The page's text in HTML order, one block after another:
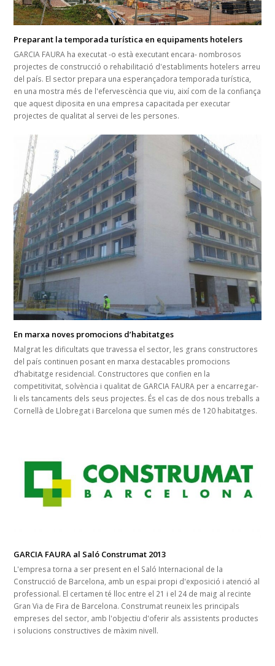
Preparant la temporada turística en equipaments hotelers
GARCIA FAURA ha executat -o està executant encara- nombrosos
projectes de construcció o rehabilitació d'establiments hotelers arreu
del país. El sector prepara una esperançadora temporada turística,
en una mostra més de l'efervescència que viu, així com de la confiança
que aquest diposita en una empresa capacitada per executar
projectes de qualitat al servei de les persones.
En marxa noves promocions d’habitatges
Malgrat les dificultats que travessa el sector, les grans constructores
del país continuen posant en marxa destacables promocions
d’habitatge residencial. Constructores que confien en la
competitivitat, solvència i qualitat de GARCIA FAURA per a encarregar-
li els tancaments dels seus projectes. És el cas de dos nous treballs a
Cornellà de Llobregat i Barcelona que sumen més de 120 habitatges.
GARCIA FAURA al Saló Construmat 2013
L'empresa torna a ser present en el Saló Internacional de la
Construcció de Barcelona, amb un espai propi d'exposició i atenció al
professional. El certamen té lloc entre el 21 i el 24 de maig al recinte
Gran Via de Fira de Barcelona. Construmat reuneix les principals
empreses del sector, amb l'objectiu d'oferir als assistents productes
i solucions constructives de màxim nivell.